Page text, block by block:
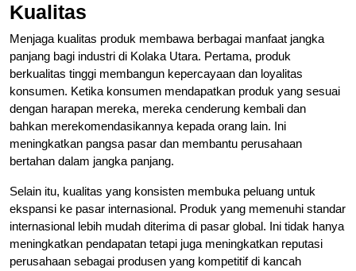
Kualitas
Menjaga kualitas produk membawa berbagai manfaat jangka
panjang bagi industri di Kolaka Utara. Pertama, produk
berkualitas tinggi membangun kepercayaan dan loyalitas
konsumen. Ketika konsumen mendapatkan produk yang sesuai
dengan harapan mereka, mereka cenderung kembali dan
bahkan merekomendasikannya kepada orang lain. Ini
meningkatkan pangsa pasar dan membantu perusahaan
bertahan dalam jangka panjang.
Selain itu, kualitas yang konsisten membuka peluang untuk
ekspansi ke pasar internasional. Produk yang memenuhi standar
internasional lebih mudah diterima di pasar global. Ini tidak hanya
meningkatkan pendapatan tetapi juga meningkatkan reputasi
perusahaan sebagai produsen yang kompetitif di kancah